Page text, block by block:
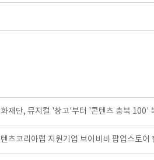
재단, 뮤지컬 '창고'부터 '콘텐츠 충북 100'
츠코리아랩 지원기업 브이비비 팝업스토어